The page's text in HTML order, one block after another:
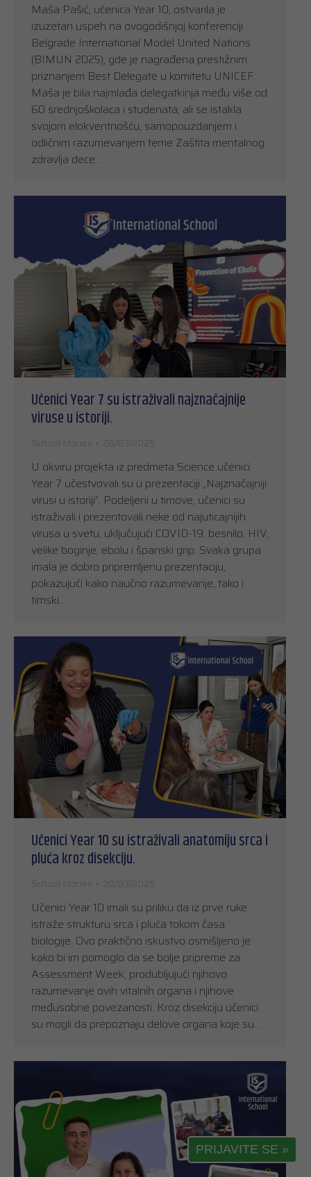
Maša Pašić, učenica Year 10, ostvarila je
izuzetan uspeh na ovogodišnjoj konferenciji
Belgrade International Model United Nations
(BIMUN 2025), gde je nagrađena prestižnim
priznanjem Best Delegate u komitetu UNICEF.
Maša je bila najmlađa delegatkinja među više od
60 srednjoškolaca i studenata, ali se istakla
svojom elokventnošću, samopouzdanjem i
odličnim razumevanjem teme Zaštita mentalnog
zdravlja dece…
Učenici Year 7 su istraživali najznačajnije
viruse u istoriji.
School stories 26/03/2025
U okviru projekta iz predmeta Science učenici
Year 7 učestvovali su u prezentaciji „Najznačajniji
virusi u istoriji”. Podeljeni u timove, učenici su
istraživali i prezentovali neke od najuticajnijih
virusa u svetu, uključujući COVID-19, besnilo, HIV,
velike boginje, ebolu i španski grip. Svaka grupa
imala je dobro pripremljenu prezentaciju,
pokazujući kako naučno razumevanje, tako i
timski…
Učenici Year 10 su istraživali anatomiju srca i
pluća kroz disekciju.
School stories 20/03/2025
Učenici Year 10 imali su priliku da iz prve ruke
istraže strukturu srca i pluća tokom časa
biologije. Ovo praktično iskustvo osmišljeno je
kako bi im pomoglo da se bolje pripreme za
Assessment Week, produbljujući njihovo
razumevanje ovih vitalnih organa i njihove
međusobne povezanosti. Kroz disekciju učenici
su mogli da prepoznaju delove organa koje su…
PRIJAVITE SE »